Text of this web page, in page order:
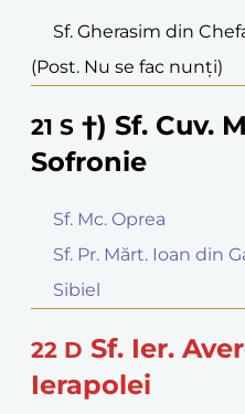
Sf. Gherasim din
(Post. Nu se fac nunți)
21 S †) Sf. Cuv.
Sofronie
Sf. Mc. Oprea
Sf. Pr. Mărt. Ioan din
Sibiel
22 D Sf. Ier.
Ierapolei